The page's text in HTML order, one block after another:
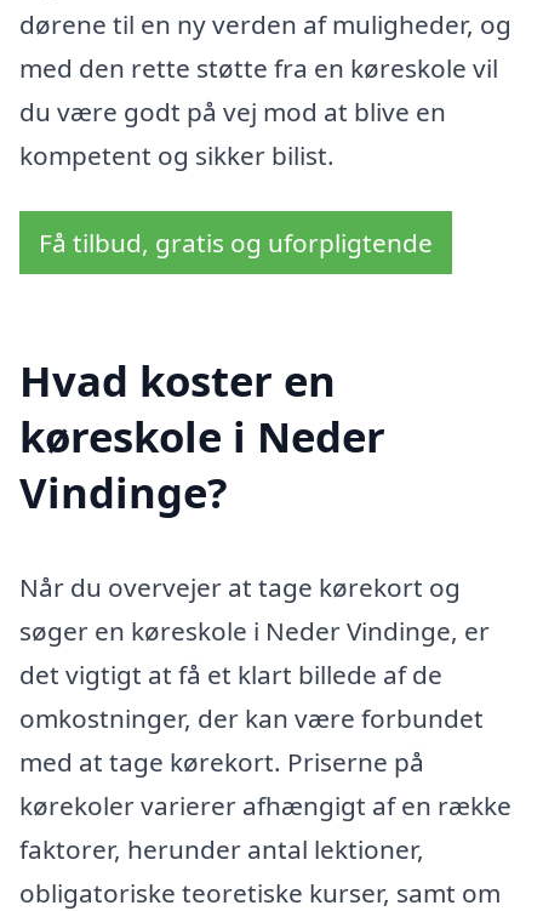
dørene til en ny verden af muligheder, og
med den rette støtte fra en køreskole vil
du være godt på vej mod at blive en
kompetent og sikker bilist.
Få tilbud, gratis og uforpligtende
Hvad koster en
køreskole i Neder
Vindinge?
Når du overvejer at tage kørekort og
søger en køreskole i Neder Vindinge, er
det vigtigt at få et klart billede af de
omkostninger, der kan være forbundet
med at tage kørekort. Priserne på
kørekoler varierer afhængigt af en række
faktorer, herunder antal lektioner,
obligatoriske teoretiske kurser, samt om